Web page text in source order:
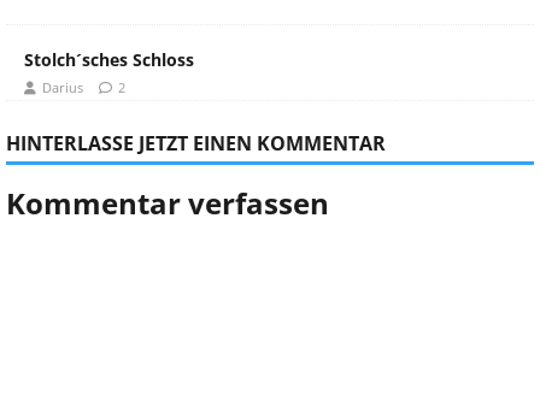
Stolch´sches Schloss
Darius 2
HINTERLASSE JETZT EINEN KOMMENTAR
Kommentar verfassen